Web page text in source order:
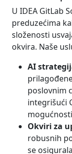
U IDEA GitLab
preduzećima
složenosti
okvira. Naše
AI
poslovnim
integrišući
Okviri za
robusnih
se